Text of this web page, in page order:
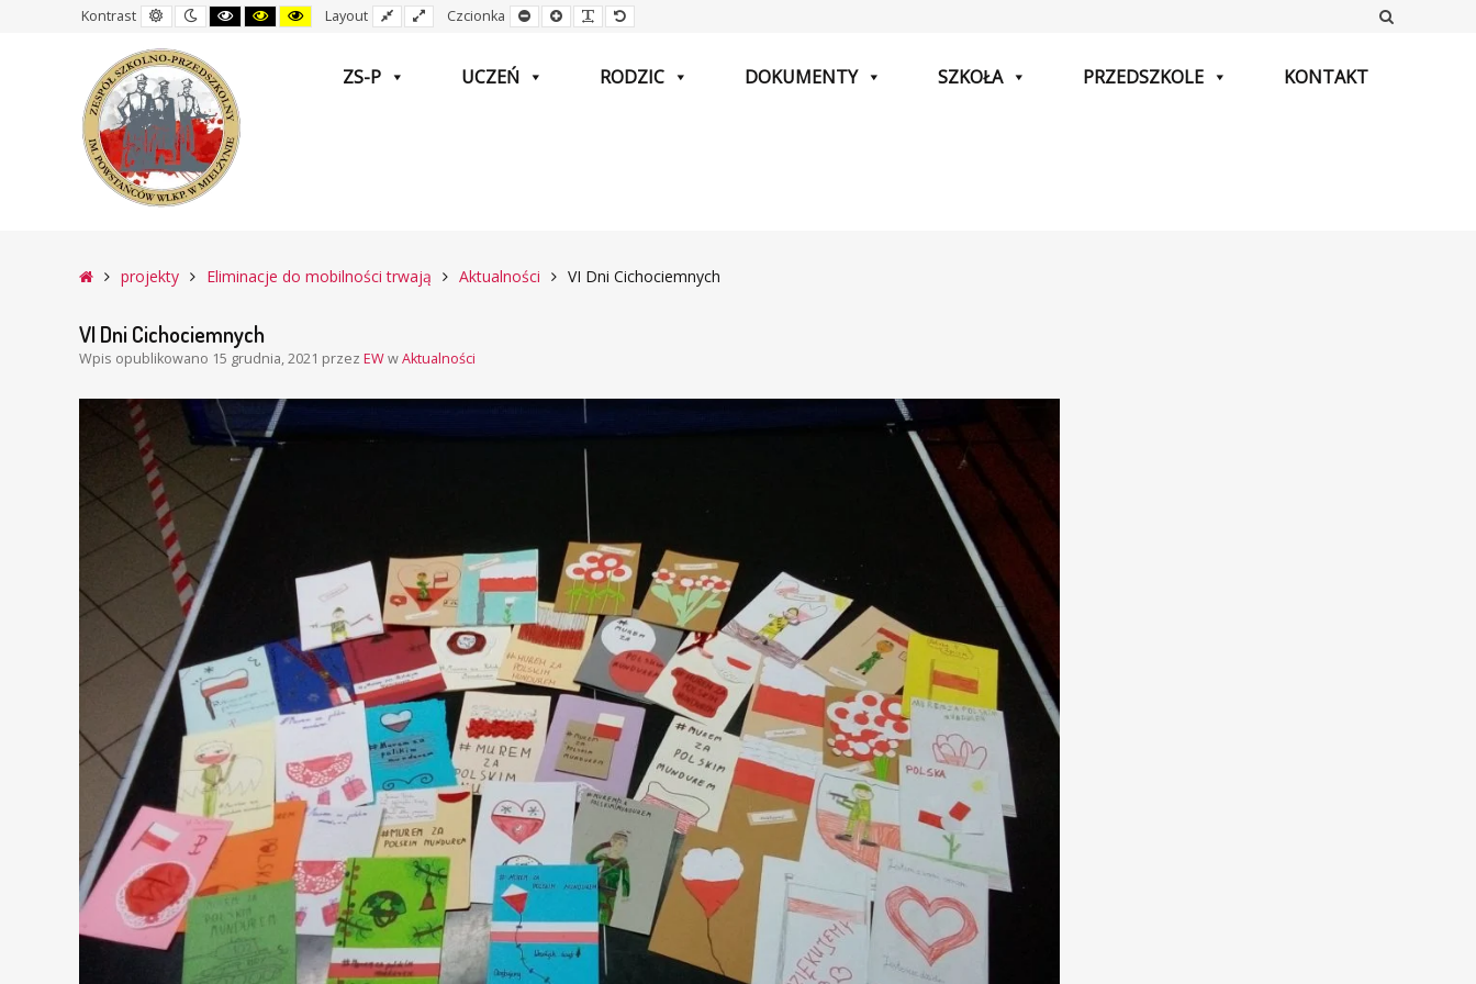
Kontrast Domyślny
kontrast
Nocny
kontrast
Czarny
i
Czarny
i
Żółty
i Layout Stały
układ
Wide
layout
Czcionka Mniejsza
czcionka
Większa
czcionka
Czytelna
czcionka
Domyślna
czcionka
ZS-P UCZEŃ RODZIC DOKUMENTY SZKOŁA PRZEDSZKOLE KONTAKT
Głównaprojekty Eliminacje do mobilności trwają Aktualności VI Dni Cichociemnych
VI Dni Cichociemnych
Wpis opublikowano 15 grudnia, 2021 przez EWwAktualności